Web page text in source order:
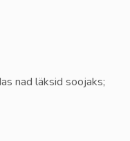
nad läksid soojaks;